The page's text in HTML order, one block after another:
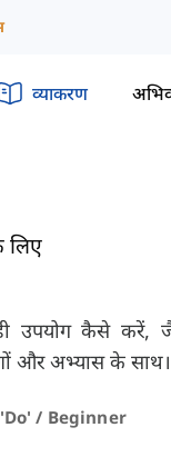
व्याकरण
लिए
उपयोग कैसे
और अभ्यास के साथ।
'do' / Beginner